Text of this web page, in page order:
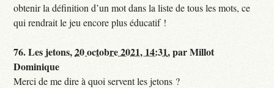
obtenir la définition d’un mot dans la liste de tous les mots, ce
qui rendrait le jeu encore plus éducatif !
76.Les jetons,20 octobre 2021, 14:31,parMillot
Dominique
Merci de me dire à quoi servent les jetons ?